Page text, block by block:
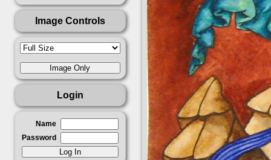
Image Controls
Login
Name
Password